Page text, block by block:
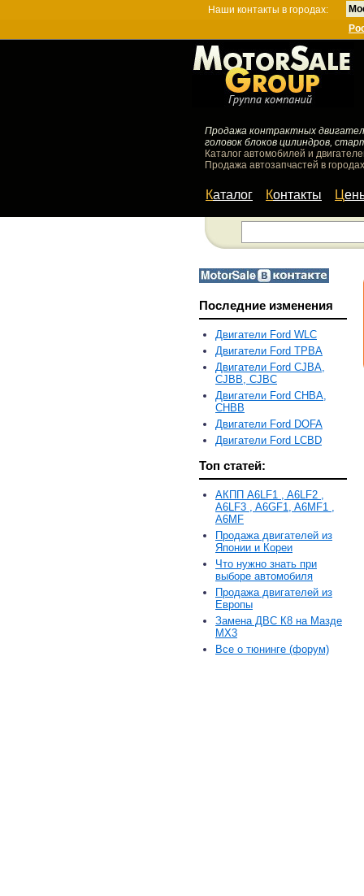
Наши контакты в городах:
Продажа контрактных
головок блоков цилиндров,
Каталог автомобилей и
Продажа автозапчастей в
Каталог Контакты
Последние изменения
Двигатели Ford WLC
Двигатели Ford TPBA
Двигатели Ford CJBA,
CJBB, CJBC
Двигатели Ford CHBA,
CHBB
Двигатели Ford DOFA
Двигатели Ford LCBD
Топ статей:
АКПП A6LF1 , A6LF2 ,
A6LF3 , A6GF1, A6MF1 ,
A6MF
Продажа двигателей из
Японии и Кореи
Что нужно знать при
выборе автомобиля
Продажа двигателей из
Европы
Замена ДВС К8 на Мазде
MX3
Все о тюнинге (форум)